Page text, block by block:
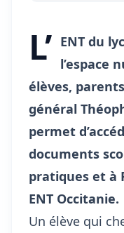
L’ ENT du
l’espace
élèves,
général
permet
documents
pratiques et à
ENT Occitanie.
Un élève qui